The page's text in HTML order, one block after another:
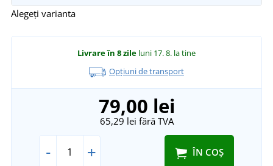
Alegeți varianta
Livrare în 8 zile luni 17. 8. la tine
Opțiuni de transport
79,00 lei
65,29 lei fără TVA
- + ÎN COȘ